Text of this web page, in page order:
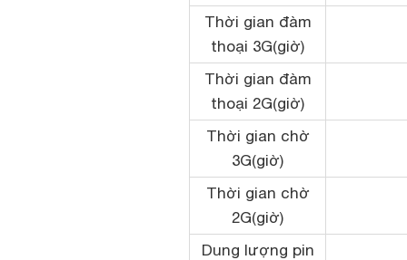
Thời gian đàm
thoại 3G(giờ)
Thời gian đàm
thoại 2G(giờ)
Thời gian chờ
3G(giờ)
Thời gian chờ
2G(giờ)
Dung lượng pin